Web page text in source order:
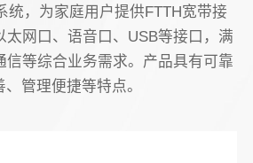
统，为家庭用户提供FTTH宽带接
太网口、语音口、USB等接口，满
信等综合业务需求。产品具有可靠
管理便捷等特点。